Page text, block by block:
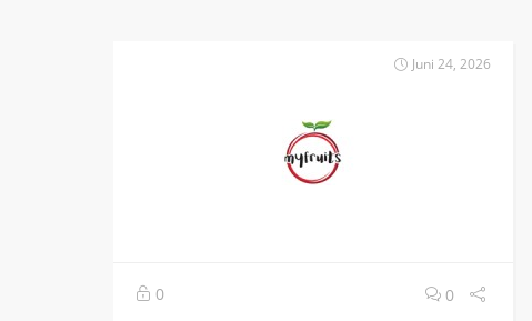
Juni 24, 2026
0 0